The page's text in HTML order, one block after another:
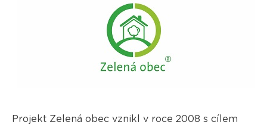
Projekt Zelená obec vznikl v roce 2008 s cílem